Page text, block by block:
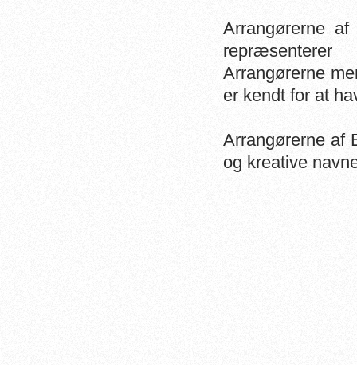
Arrangørerne
Arrangørerne
er kendt for at
Arrangørerne af
og kreative